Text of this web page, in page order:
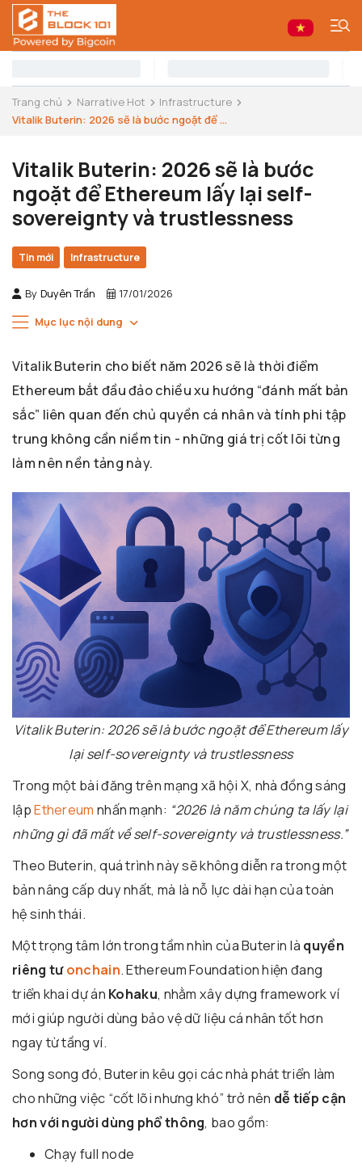
Trang chủ Narrative Hot
Infrastructure
Vitalik Buterin: 2026 sẽ là bước ngoặt để ...
Vitalik Buterin: 2026 sẽ là bước
ngoặt để Ethereum lấy lại self-
sovereignty và trustlessness
Tin mới Infrastructure
By Duyên Trần 17/01/2026
Mục lục nội dung
Vitalik Buterin cho biết năm 2026 sẽ là thời điểm
Ethereum bắt đầu đảo chiều xu hướng “đánh mất bản
sắc” liên quan đến chủ quyền cá nhân và tính phi tập
trung không cần niềm tin - những giá trị cốt lõi từng
làm nên nền tảng này.
Vitalik Buterin: 2026 sẽ là bước ngoặt để Ethereum lấy
lại self-sovereignty và trustlessness
Trong một bài đăng trên mạng xã hội X, nhà đồng sáng
lậpEthereum nhấn mạnh: “2026 là năm chúng ta lấy lại
những gì đã mất về self-sovereignty và trustlessness.”
Theo Buterin, quá trình này sẽ không diễn ra trong một
bản nâng cấp duy nhất, mà là nỗ lực dài hạn của toàn
hệ sinh thái.
Một trọng tâm lớn trong tầm nhìn của Buterin là quyền
riêng tưonchain. Ethereum Foundation hiện đang
triển khai dự án Kohaku, nhằm xây dựng framework ví
mới giúp người dùng bảo vệ dữ liệu cá nhân tốt hơn
ngay từ tầng ví.
Song song đó, Buterin kêu gọi các nhà phát triển làm
cho những việc “cốt lõi nhưng khó” trở nên dễ tiếp cận
hơn với người dùng phổ thông, bao gồm:
Chạy full node